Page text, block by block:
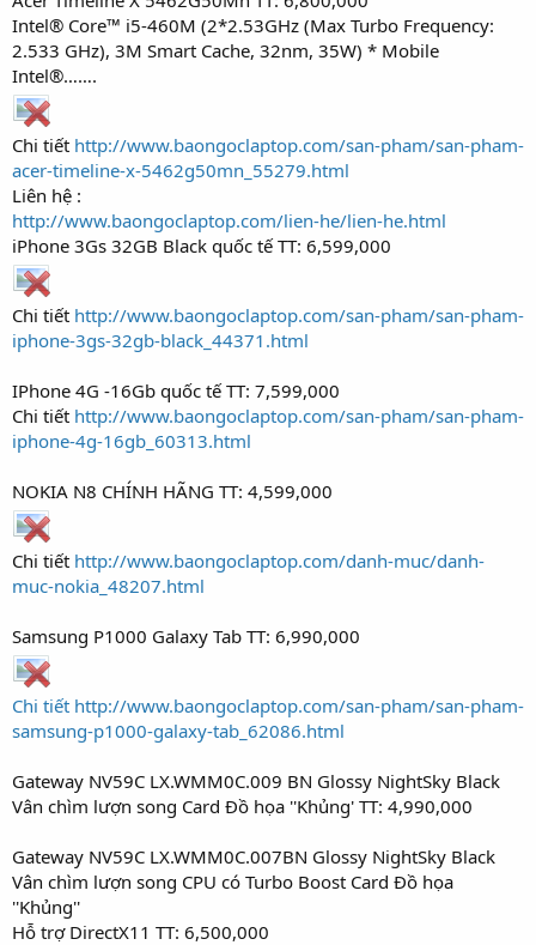
Intel® Core™ i5-460M (2*2.53GHz (Max Turbo Frequency:
2.533 GHz), 3M Smart Cache, 32nm, 35W) * Mobile
Intel®…….
Chi tiết http://www.baongoclaptop.com/san-pham/san-pham-
acer-timeline-x-5462g50mn_55279.html
Liên hệ :
http://www.baongoclaptop.com/lien-he/lien-he.html
iPhone 3Gs 32GB Black quốc tế TT: 6,599,000
Chi tiết http://www.baongoclaptop.com/san-pham/san-pham-
iphone-3gs-32gb-black_44371.html
IPhone 4G -16Gb quốc tế TT: 7,599,000
Chi tiết http://www.baongoclaptop.com/san-pham/san-pham-
iphone-4g-16gb_60313.html
NOKIA N8 CHÍNH HÃNG TT: 4,599,000
Chi tiết http://www.baongoclaptop.com/danh-muc/danh-
muc-nokia_48207.html
Samsung P1000 Galaxy Tab TT: 6,990,000
Chi tiết http://www.baongoclaptop.com/san-pham/san-pham-
samsung-p1000-galaxy-tab_62086.html
Gateway NV59C LX.WMM0C.009 BN Glossy NightSky Black
Vân chìm lượn song Card Đồ họa ''Khủng' TT: 4,990,000
Gateway NV59C LX.WMM0C.007BN Glossy NightSky Black
Vân chìm lượn song CPU có Turbo Boost Card Đồ họa
''Khủng''
Hỗ trợ DirectX11 TT: 6,500,000